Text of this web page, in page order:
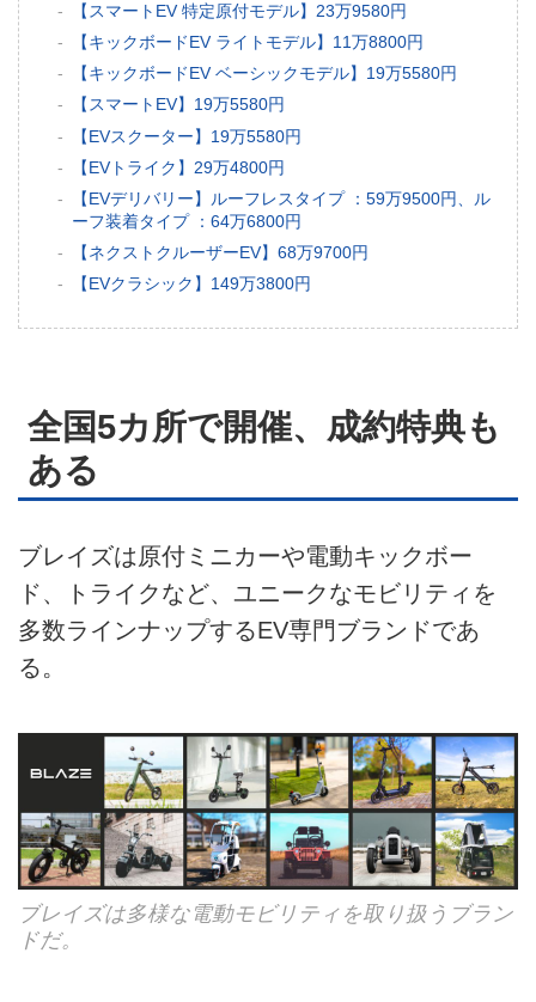
EV
電動バイク
電動キックボード
ライフスタイル
テクノロジー
利用規約
お問い合せ
広告掲載について
【スマートEV 特定原付モデル】23万9580円
【キックボードEV ライトモデル】11万8800円
【キックボードEV ベーシックモデル】19万5580円
【スマートEV】19万5580円
【EVスクーター】19万5580円
【EVトライク】29万4800円
【EVデリバリー】ルーフレスタイプ ：59万9500円、ル
ーフ装着タイプ ：64万6800円
【ネクストクルーザーEV】68万9700円
【EVクラシック】149万3800円
全国5カ所で開催、成約特典も
ある
ブレイズは原付ミニカーや電動キックボー
ド、トライクなど、ユニークなモビリティを
多数ラインナップするEV専門ブランドであ
る。
ブレイズは多様な電動モビリティを取り扱うブラン
ドだ。